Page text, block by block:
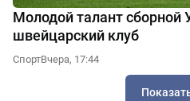
Молодой талант сборной
швейцарский клуб
СпортВчера, 17:44